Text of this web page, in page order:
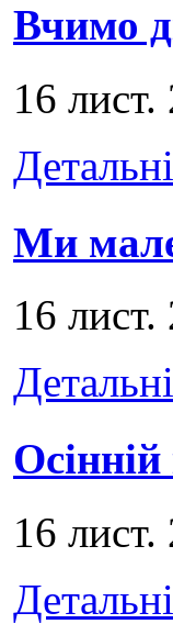
Вчимо
16 лист.
Ми
16 лист.
16 лист.